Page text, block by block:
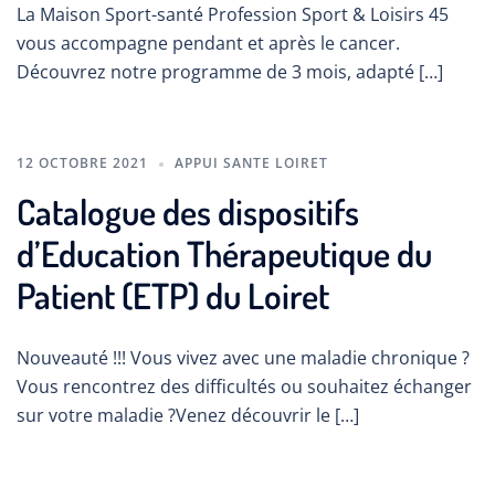
La Maison Sport-santé Profession Sport & Loisirs 45
vous accompagne pendant et après le cancer.
Découvrez notre programme de 3 mois, adapté […]
12 OCTOBRE 2021 APPUI SANTE LOIRET
Catalogue des dispositifs
d’Education Thérapeutique du
Patient (ETP) du Loiret
Nouveauté !!! Vous vivez avec une maladie chronique ?
Vous rencontrez des difficultés ou souhaitez échanger
sur votre maladie ?Venez découvrir le […]